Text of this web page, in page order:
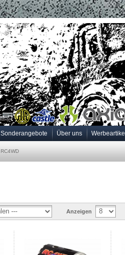
Sonderangebote Über uns Werbeartikel
RC4WD
Anzeigen